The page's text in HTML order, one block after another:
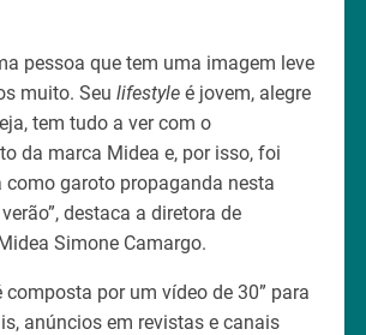
pessoa que tem uma imagem leve
muito. Seu lifestyle é jovem, alegre
tem tudo a ver com o
da marca Midea e, por isso, foi
como garoto propaganda nesta
destaca a diretora de
Simone Camargo.
composta por um vídeo de 30” para
anúncios em revistas e canais